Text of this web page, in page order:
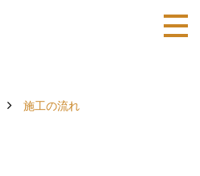
施工の流れ